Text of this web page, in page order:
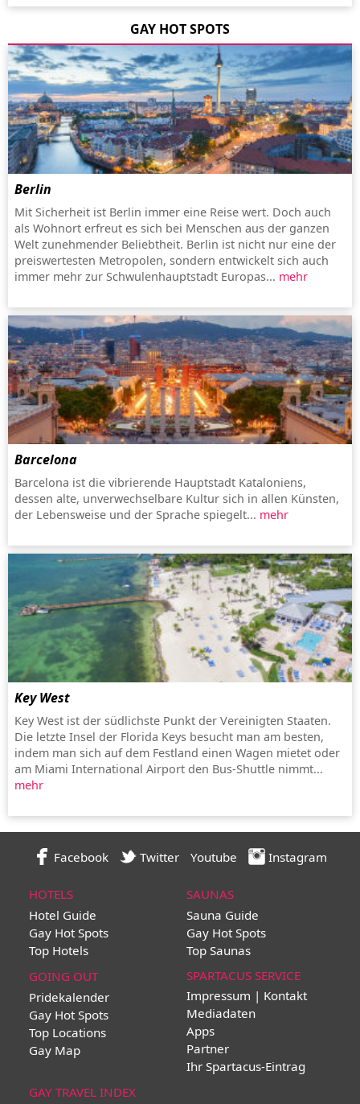
GAY HOT SPOTS
Berlin
Mit Sicherheit ist Berlin immer eine Reise wert. Doch auch
als Wohnort erfreut es sich bei Menschen aus der ganzen
Welt zunehmender Beliebtheit. Berlin ist nicht nur eine der
preiswertesten Metropolen, sondern entwickelt sich auch
immer mehr zur Schwulenhauptstadt Europas... mehr
Barcelona
Barcelona ist die vibrierende Hauptstadt Kataloniens,
dessen alte, unverwechselbare Kultur sich in allen Künsten,
der Lebensweise und der Sprache spiegelt... mehr
Key West
Key West ist der südlichste Punkt der Vereinigten Staaten.
Die letzte Insel der Florida Keys besucht man am besten,
indem man sich auf dem Festland einen Wagen mietet oder
am Miami International Airport den Bus-Shuttle nimmt...
mehr
Facebook Twitter Youtube Instagram
HOTELS
Hotel Guide
Gay Hot Spots
Top Hotels
SAUNAS
Sauna Guide
Gay Hot Spots
Top Saunas
GOING OUT
Pridekalender
Gay Hot Spots
Top Locations
Gay Map
SPARTACUS SERVICE
Impressum | Kontakt
Mediadaten
Apps
Partner
Ihr Spartacus-Eintrag
GAY TRAVEL INDEX